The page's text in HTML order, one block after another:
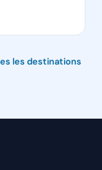
les destinations